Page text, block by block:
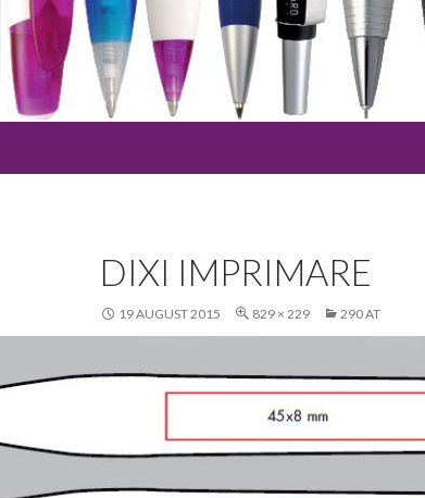
DIXI IMPRIMARE
19 AUGUST 2015 829 × 229 290 AT